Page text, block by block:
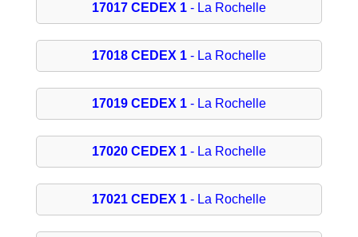
17017 CEDEX 1- La Rochelle
17018 CEDEX 1- La Rochelle
17019 CEDEX 1- La Rochelle
17020 CEDEX 1- La Rochelle
17021 CEDEX 1- La Rochelle